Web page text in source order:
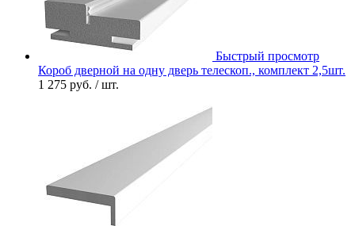
Быстрый просмотр
Короб дверной на одну дверь телескоп., комплект 2,5шт.
1 275 руб. / шт.